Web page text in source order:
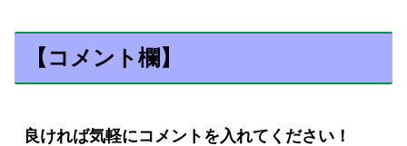
【コメント欄】
良ければ気軽にコメントを入れてください！